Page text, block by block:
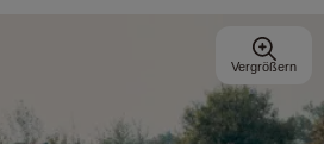
Vergrößern